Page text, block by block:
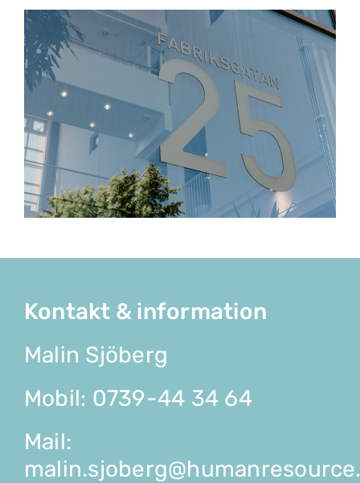
Kontakt & information
Malin Sjöberg
Mobil: 0739-44 34 64
Mail: